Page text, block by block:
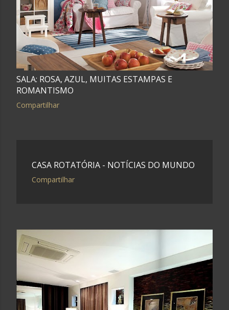
SALA: ROSA, AZUL, MUITAS ESTAMPAS E
ROMANTISMO
Compartilhar
CASA ROTATÓRIA - NOTÍCIAS DO MUNDO
Compartilhar